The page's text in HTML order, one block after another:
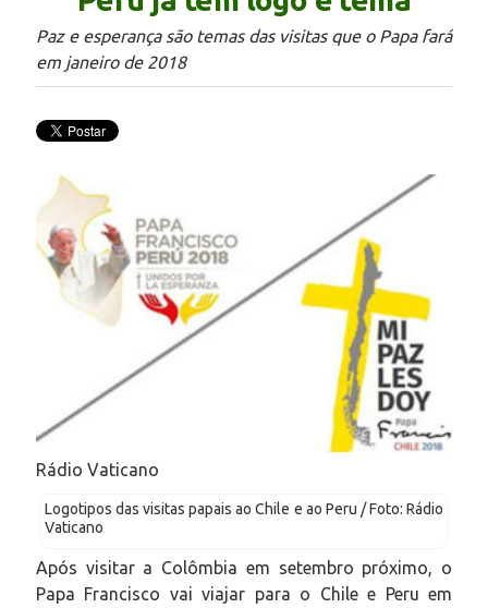
Paz e esperança são temas das visitas que o Papa fará
em janeiro de 2018
Rádio Vaticano
Logotipos das visitas papais ao Chile e ao Peru / Foto: Rádio
Vaticano
Após visitar a Colômbia em setembro próximo, o
Papa Francisco vai viajar para o Chile e Peru em